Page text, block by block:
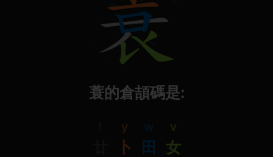
蓑的倉頡碼是:
y
卜
w
田
v
女